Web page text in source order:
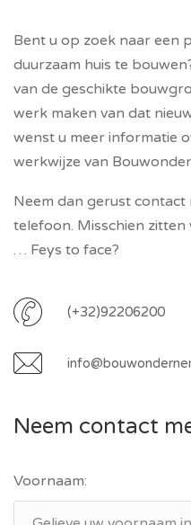
Bent u op zoek naar een
duurzaam huis te
van de geschikte
werk maken van dat
wenst u meer informatie
werkwijze van
Neem dan gerust contact
telefoon. Misschien
… Feys to face?
(+32)92206200
Neem contact
Voornaam: